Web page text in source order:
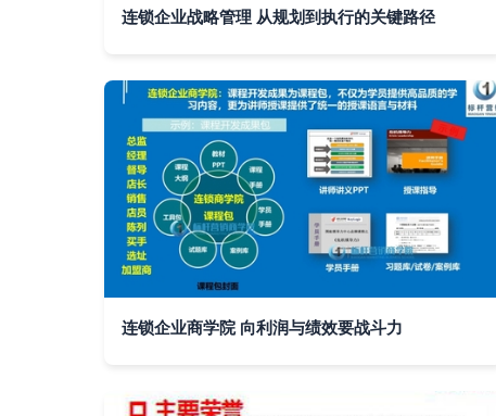
连锁企业战略管理 从规划到执行的关键路径
连锁企业商学院 向利润与绩效要战斗力